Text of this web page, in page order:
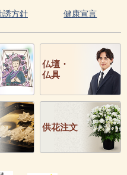
誘方針 健康宣言
グ
仏壇・
仏具
供花注文